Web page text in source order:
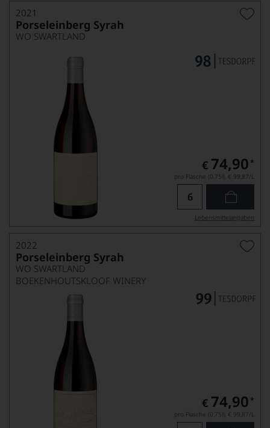
2021
Porseleinberg Syrah
WO SWARTLAND
€ 74,90 *
pro Flasche (0.75l), € 99,87/L
Lebensmittel­angaben
2022
Porseleinberg Syrah
WO SWARTLAND
BOEKENHOUTSKLOOF WINERY
€ 74,90 *
pro Flasche (0.75l), € 99,87/L